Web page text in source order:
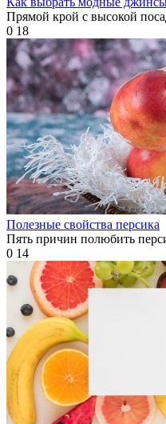
Прямой крой с высокой
0 18
Полезные свойства персика
Пять причин полюбить
0 14